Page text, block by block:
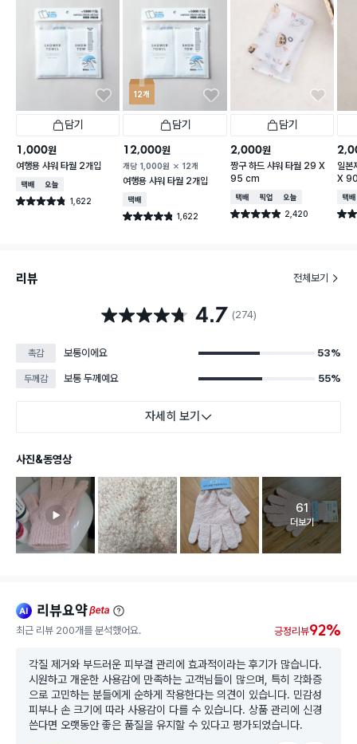
담기
1,000원
여행용 샤워 타월 2개입
택배배송오늘배송
별점 4.8점 1,622
건 작성
12개
담기
12,000원
개당 1,000원 12개
여행용 샤워 타월 2개입
택배배송
별점 4.8점 1,622
건 작성
담기
2,000원
짱구 하드 샤워 타월 29 X
95 cm
택배배송매장픽업오늘배송
별점 4.9점 2,420
건 작성
일본
X
택배
별점
리뷰 전체보기
별점 4.7점 4.7 (274)
촉감 보통이에요 53%
두께감 보통 두께예요 55%
자세히 보기
사진&동영상
고객 리뷰
61
더보기
ai 리뷰요약beta
최근 리뷰 200개를 분석했어요. 긍정리뷰92%
각질 제거와 부드러운 피부결 관리에 효과적이라는 후기가 많습니다.
시원하고 개운한 사용감에 만족하는 고객님들이 많으며, 특히 각화증
으로 고민하는 분들에게 순하게 작용한다는 의견이 있습니다. 민감성
피부나 손 크기에 따라 사용감이 다를 수 있습니다. 상품 관리에 신경
쓴다면 오랫동안 좋은 품질을 유지할 수 있다고 평가되었습니다.